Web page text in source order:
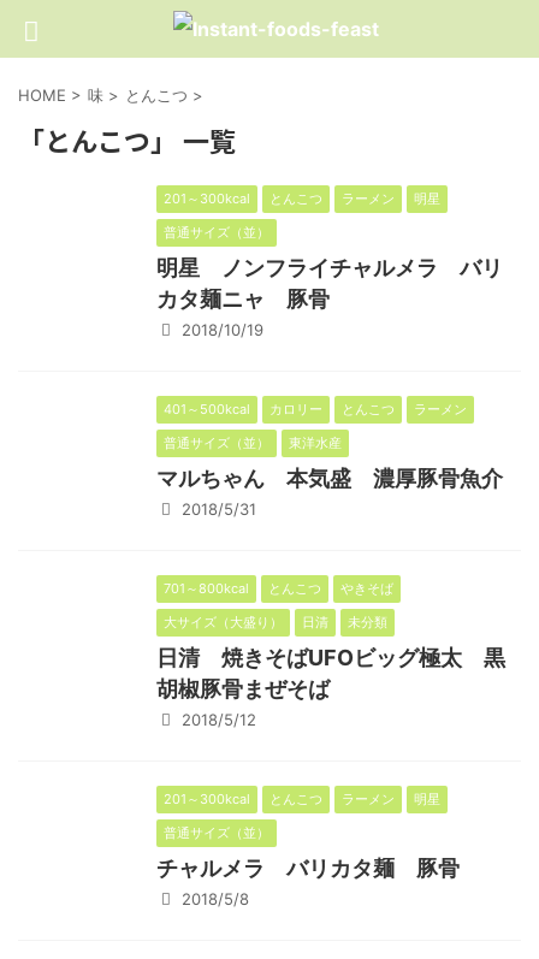
HOME > 味 > とんこつ >
「とんこつ」 一覧
201～300kcal とんこつ ラーメン
明星
普通サイズ（並）
明星 ノンフライチャルメラ バリ
カタ麺ニャ 豚骨
2018/10/19
401～500kcal カロリー とんこつ
ラーメン
普通サイズ（並）
東洋水産
マルちゃん 本気盛 濃厚豚骨魚介
2018/5/31
701～800kcal とんこつ
やきそば
大サイズ（大盛り）
日清 未分類
日清 焼きそばUFOビッグ極太 黒
胡椒豚骨まぜそば
2018/5/12
201～300kcal とんこつ ラーメン
明星
普通サイズ（並）
チャルメラ バリカタ麺 豚骨
2018/5/8